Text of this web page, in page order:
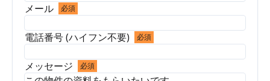
メール 必須
電話番号 (ハイフン不要) 必須
メッセージ 必須